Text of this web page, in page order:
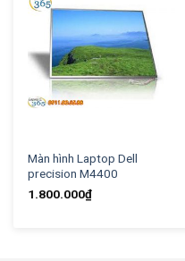
Màn hình Laptop Dell
precision M4400
1.800.000₫